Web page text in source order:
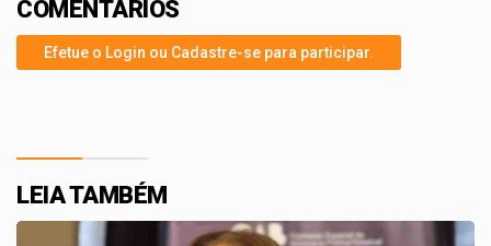
COMENTÁRIOS
Efetue o Login ou Cadastre-se para participar.
LEIA TAMBÉM